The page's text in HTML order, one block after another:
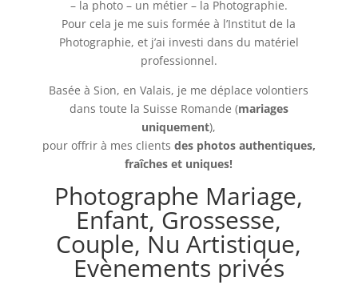
– la photo – un métier – la Photographie.
Pour cela je me suis formée à l’Institut de la
Photographie, et j’ai investi dans du matériel
professionnel.
Basée à Sion, en Valais, je me déplace volontiers
dans toute la Suisse Romande (mariages
uniquement),
pour offrir à mes clients des photos authentiques,
fraîches et uniques!
Photographe Mariage,
Enfant, Grossesse,
Couple, Nu Artistique,
Evènements privés